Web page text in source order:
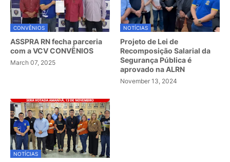
CONVÊNIOS
ASSPRA RN fecha parceria
com a VCV CONVÊNIOS
March 07, 2025
NOTÍCIAS
Projeto de Lei de
Recomposição Salarial da
Segurança Pública é
aprovado na ALRN
November 13, 2024
NOTÍCIAS